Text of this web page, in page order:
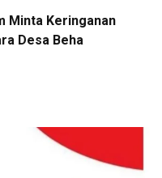
Minta Keringanan
Desa Beha